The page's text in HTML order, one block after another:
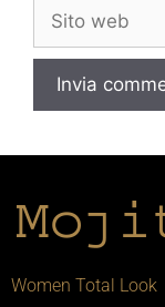
Women Total Look